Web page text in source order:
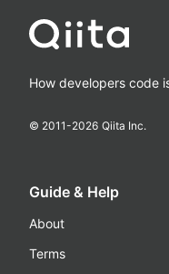
How developers code
© 2011-2026 Qiita Inc.
Guide & Help
About
Terms